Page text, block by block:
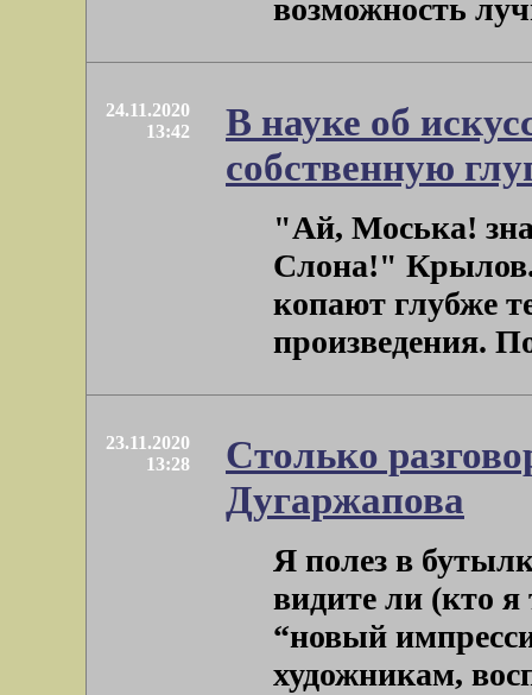
возможность
24.11.2020
13:42
В науке об
собственную
"Ай, Моська!
Слона!" Крылов.
копают глубже
произведения.
23.11.2020
13:28
Столько
Дугаржапова
Я полез в
видите ли (кто
“новый
художникам,